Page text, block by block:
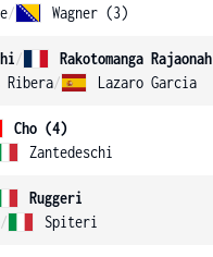
/ Wagner (3)
/
Rakotomanga Rajaonah
Ribera/ Lazaro Garcia
Cho (4)
Zantedeschi
Ruggeri
/ Spiteri